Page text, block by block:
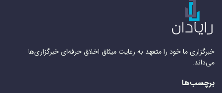
خبرگزاری ما خود را متعهد به رعایت میثاق اخلاق حرفه‌ای خبرگزاری‌ها
می‌داند.
برچسب‌ها